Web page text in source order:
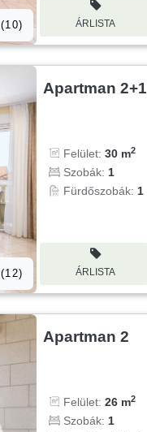
(10) ÁRLISTA
(12)
Apartman 2+1
Felület:30 m2
Szobák: 1
Fürdőszobák: 1
ÁRLISTA
Apartman 2
Felület:26 m2
Szobák: 1